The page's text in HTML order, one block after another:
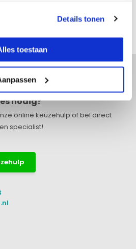
Details tonen
toestaan
nodig?
online keuzehulp of bel direct
specialist!